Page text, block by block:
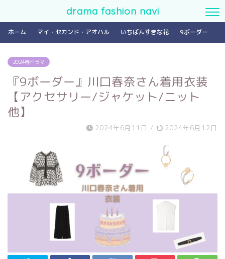
drama fashion navi
ホーム マイ・セカンド・アオハル いちばんすきな花 9ボーダー
2024春ドラマ
『9ボーダー』川口春奈さん着用衣装
【アクセサリー/ジャケット/ニット
他】
2024年6月11日 / 2024年6月12日